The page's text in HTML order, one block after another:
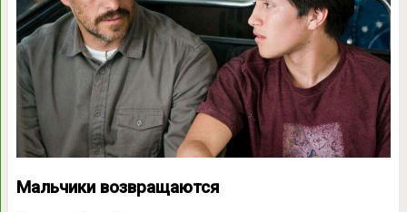
Мальчики возвращаются